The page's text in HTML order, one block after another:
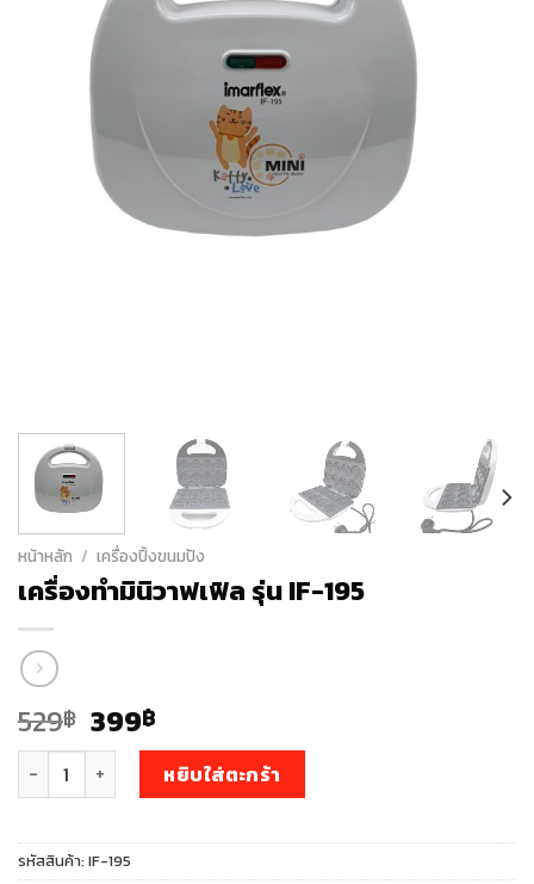
หน้าหลัก / เครื่องปิ้งขนมปัง
เครื่องทำมินิวาฟเฟิล รุ่น IF-195
529฿ Original
price
was:
529฿.
399฿
price
is:
399฿.
จำนวน เครื่องทำมินิวาฟเฟิล รุ่น IF-195 ชิ้น
หยิบใส่ตะกร้า
รหัสสินค้า: IF-195